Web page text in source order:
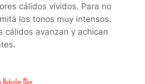
cálidos vívidos. Para no
los tonos muy intensos.
cálidos avanzan y achican